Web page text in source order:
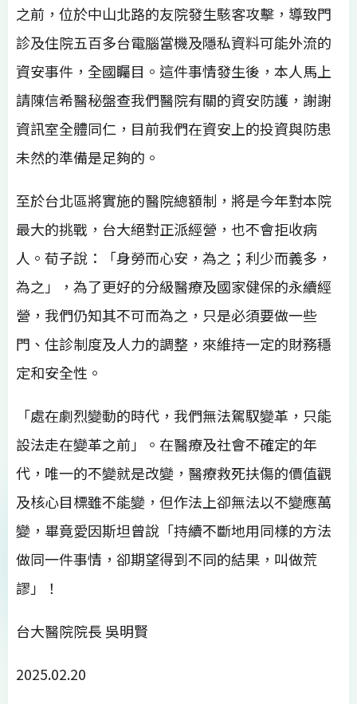
之前，位於中山北路的友院發生駭客攻擊，導致門
診及住院五百多台電腦當機及隱私資料可能外流的
資安事件，全國矚目。這件事情發生後，本人馬上
請陳信希醫秘盤查我們醫院有關的資安防護，謝謝
資訊室全體同仁，目前我們在資安上的投資與防患
未然的準備是足夠的。
至於台北區將實施的醫院總額制，將是今年對本院
最大的挑戰，台大絕對正派經營，也不會拒收病
人。荀子說：「身勞而心安，為之；利少而義多，
為之」，為了更好的分級醫療及國家健保的永續經
營，我們仍知其不可而為之，只是必須要做一些
門、住診制度及人力的調整，來維持一定的財務穩
定和安全性。
「處在劇烈變動的時代，我們無法駕馭變革，只能
設法走在變革之前」。在醫療及社會不確定的年
代，唯一的不變就是改變，醫療救死扶傷的價值觀
及核心目標雖不能變，但作法上卻無法以不變應萬
變，畢竟愛因斯坦曾說「持續不斷地用同樣的方法
做同一件事情，卻期望得到不同的結果，叫做荒
謬」！
台大醫院院長 吳明賢
2025.02.20